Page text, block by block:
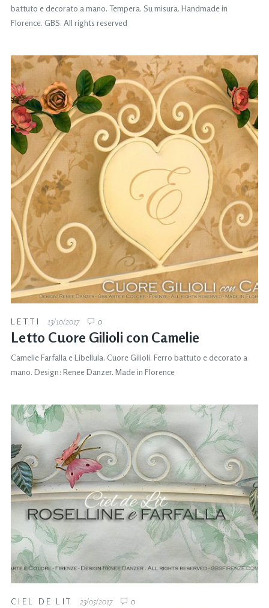
battuto e decorato a mano. Tempera. Su misura. Handmade in
Florence. GBS. All rights reserved
LETTI 13/10/2017 0
Letto Cuore Gilioli con Camelie
Camelie Farfalla e Libellula. Cuore Gilioli. Ferro battuto e decorato a
mano. Design: Renee Danzer. Made in Florence
CIEL DE LIT 23/05/2017 0